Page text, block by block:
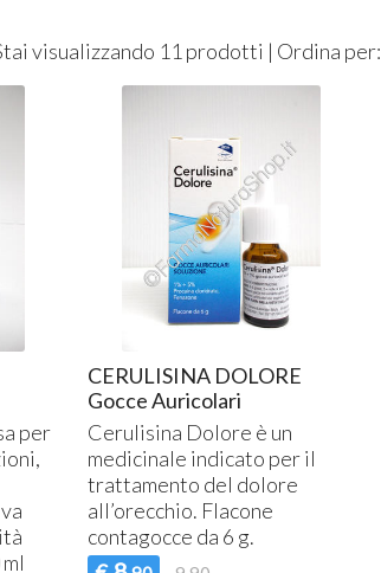
visualizzando 11 prodotti | Ordina per:
per
CERULISINA DOLORE
Gocce Auricolari
Cerulisina Dolore è un
medicinale indicato per il
trattamento del dolore
all’orecchio. Flacone
contagocce da 6 g.